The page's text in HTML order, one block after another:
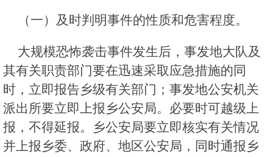
（一）及时判明事件的性质和危害程度。
大规模恐怖袭击事件发生后，事发地大队及
其有关职责部门要在迅速采取应急措施的同
时，立即报告乡级有关部门；事发地公安机关
派出所要立即上报乡公安局。必要时可越级上
报，不得延报。乡公安局要立即核实有关情况
并上报乡委、政府、地区公安局，同时通报乡